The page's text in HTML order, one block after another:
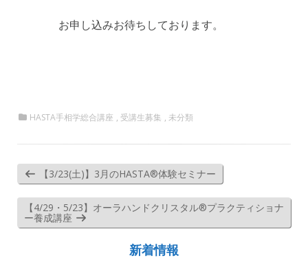
お申し込みお待ちしております。
HASTA手相学総合講座 , 受講生募集 , 未分類
【3/23(土)】3月のHASTA®︎体験セミナー
【4/29・5/23】オーラハンドクリスタル®プラクティショナ
ー養成講座
新着情報